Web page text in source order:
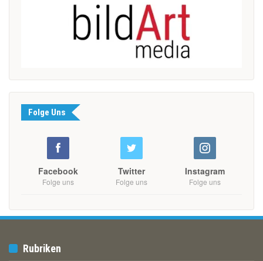
Folge Uns
Facebook
Folge uns
Twitter
Folge uns
Instagram
Folge uns
Rubriken